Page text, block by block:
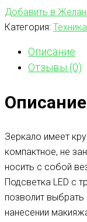
Добавить в
Категория:
Описание
Отзывы (0)
Описание
Зеркало имеет
компактное, не
носить с собой
Подсветка LED с
позволит
нанесении